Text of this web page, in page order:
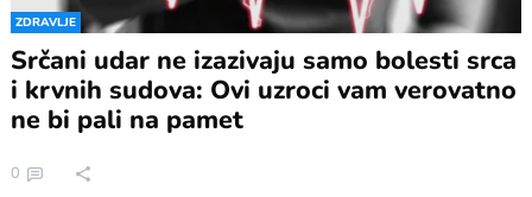
ZDRAVLJE
Srčani udar ne izazivaju samo bolesti srca
i krvnih sudova: Ovi uzroci vam verovatno
ne bi pali na pamet
0